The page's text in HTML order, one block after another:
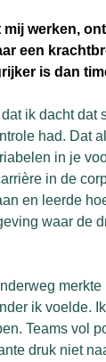
mij werken,
een
is dan
ik dacht dat
had. Dat
in je
in de
en leerde
waar de
ik voelde.
Teams vol
druk niet